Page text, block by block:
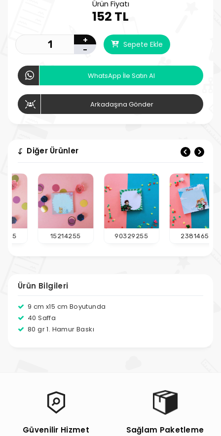
Ürün Fiyatı
152 TL
+
-
Sepete Ekle
WhatsApp İle Satın Al
Arkadaşına Gönder
Diğer Ürünler
15214255 90329255 23814655
Ürün Bilgileri
9 cm x15 cm Boyutunda
40 Saffa
80 gr 1. Hamur Baskı
Güvenilir Hizmet Sağlam Paketleme